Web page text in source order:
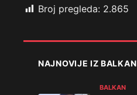
Broj pregleda: 2.865
NAJNOVIJE IZ BALKAN
BALKAN